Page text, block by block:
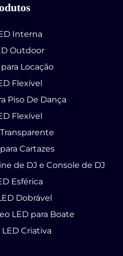
Interna
Outdoor
Locação
Flexível
Piso De Dança
Flexível
Cartazes
de DJ e Console de DJ
Esférica
Dobrável
LED para Boate
Criativa